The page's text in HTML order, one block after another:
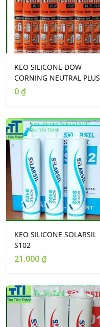
KEO SILICONE DOW
CORNING NEUTRAL PLUS
0 ₫
KEO SILICONE SOLARSIL
S102
21.000 ₫